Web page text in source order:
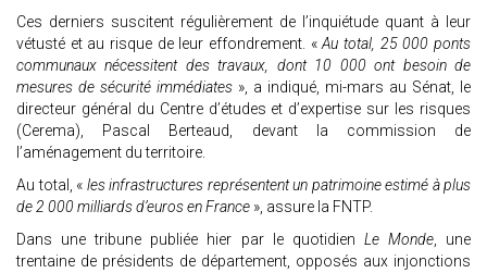
Ces derniers suscitent régulièrement de l’inquiétude quant à leur
vétusté et au risque de leur effondrement. «Au total, 25 000 ponts
communaux nécessitent des travaux, dont 10 000 ont besoin de
mesures de sécurité immédiates », a indiqué, mi-mars au Sénat, le
directeur général du Centre d’études et d’expertise sur les risques
(Cerema), Pascal Berteaud, devant la commission de
l’aménagement du territoire.
Au total, « les infrastructures représentent un patrimoine estimé à plus
de 2 000 milliards d’euros en France », assure la FNTP.
Dans une tribune publiée hier par le quotidien Le Monde, une
trentaine de présidents de département, opposés aux injonctions